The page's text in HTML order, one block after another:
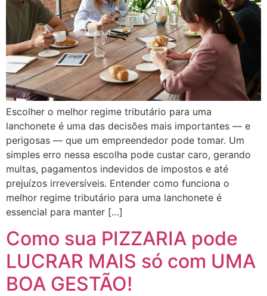
Escolher o melhor regime tributário para uma
lanchonete é uma das decisões mais importantes — e
perigosas — que um empreendedor pode tomar. Um
simples erro nessa escolha pode custar caro, gerando
multas, pagamentos indevidos de impostos e até
prejuízos irreversíveis. Entender como funciona o
melhor regime tributário para uma lanchonete é
essencial para manter […]
Como sua PIZZARIA pode
LUCRAR MAIS só com UMA
BOA GESTÃO!